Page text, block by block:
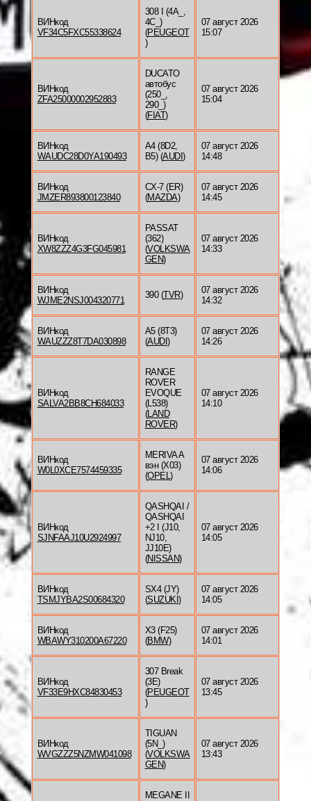
ВИНкод
VF34C5FXC55338624
308 I (4A_,
4C_)
(PEUGEOT
)
07 август 2026
15:07
ВИНкод
ZFA25000002952883
DUCATO
автобус
(250_,
290_)
(FIAT)
07 август 2026
15:04
ВИНкод
WAUDC28D0YA190493
A4 (8D2,
B5) (AUDI )
07 август 2026
14:48
ВИНкод
JMZER893800123840
CX-7 (ER)
(MAZDA)
07 август 2026
14:45
ВИНкод
XW8ZZZ4G3FG045981
PASSAT
(362)
(VOLKSWA
GEN)
07 август 2026
14:33
ВИНкод
WJME2NSJ004320771
390 (TVR)
07 август 2026
14:32
ВИНкод
WAUZZZ8T7DA030898
A5 (8T3)
(AUDI )
07 август 2026
14:26
ВИНкод
SALVA2BB8CH684033
RANGE
ROVER
EVOQUE
(L538)
(LAND
ROVER)
07 август 2026
14:10
ВИНкод
W0L0XCE7574459335
MERIVA A
вэн (X03)
(OPEL)
07 август 2026
14:06
ВИНкод
SJNFAAJ10U2924997
QASHQAI /
QASHQAI
+2 I (J10,
NJ10,
JJ10E)
(NISSAN)
07 август 2026
14:05
ВИНкод
TSMJYBA2S00684320
SX4 (JY)
(SUZUKI )
07 август 2026
14:05
ВИНкод
WBAWY310200A67220
X3 (F25)
(BMW)
07 август 2026
14:01
ВИНкод
VF33E9HXC84830453
307 Break
(3E)
(PEUGEOT
)
07 август 2026
13:45
ВИНкод
WVGZZZ5NZMW041098
TIGUAN
(5N_)
(VOLKSWA
GEN)
07 август 2026
13:43
MEGANE II